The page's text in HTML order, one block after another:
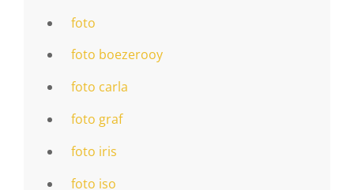
foto
foto boezerooy
foto carla
foto graf
foto iris
foto iso